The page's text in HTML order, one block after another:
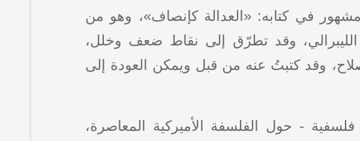
مشهور في كتابه: «العدالة كإنصاف»، وهو من
وقد تطرّق إلى نقاط ضعف وخلل،
وقد كتبتُ عنه من قبل ويمكن العودة إلى
- حول الفلسفة الأميركية المعاصرة،